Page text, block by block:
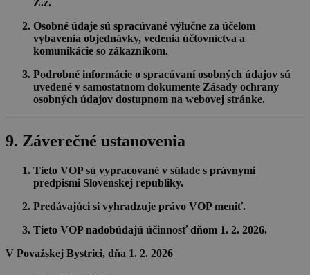
Z.z.
Osobné údaje sú spracúvané výlučne za účelom
vybavenia objednávky, vedenia účtovníctva a
komunikácie so zákazníkom.
Podrobné informácie o spracúvaní osobných údajov sú
uvedené v samostatnom dokumente Zásady ochrany
osobných údajov dostupnom na webovej stránke.
9. Záverečné ustanovenia
Tieto VOP sú vypracované v súlade s právnymi
predpismi Slovenskej republiky.
Predávajúci si vyhradzuje právo VOP meniť.
Tieto VOP nadobúdajú účinnosť dňom 1. 2. 2026.
V Považskej Bystrici, dňa 1. 2. 2026